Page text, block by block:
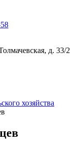
д. 33/2
хозяйства